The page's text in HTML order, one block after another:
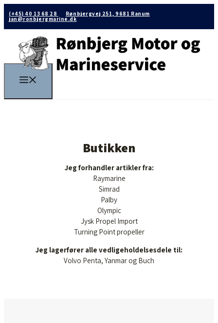
(+45) 40 13 68 28 Rønbjergvej 251, 9681 Ranum
jan@ronbjergmarine.dk
Butikken
Jeg forhandler artikler fra:
Raymarine
Simrad
Palby
Olympic
Jysk Propel Import
Turning Point propeller
Jeg lagerfører alle vedligeholdelsesdele til:
Volvo Penta, Yanmar og Buch